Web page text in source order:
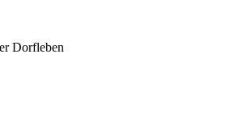
Dorfleben